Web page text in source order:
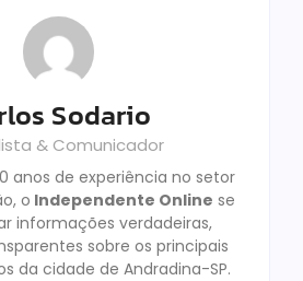
Sodario
& Comunicador
anos de experiência no setor
o Independente Online se
informações verdadeiras,
sobre os principais
da cidade de Andradina-SP.